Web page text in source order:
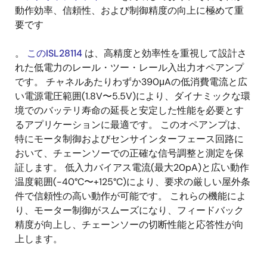
動作効率、信頼性、および制御精度の向上に極めて重
要です
。 このISL28114 は、高精度と効率性を重視して設計さ
れた低電力のレール・ツー・レール入出力オペアンプ
です。 チャネルあたりわずか390μAの低消費電流と広
い電源電圧範囲(1.8V〜5.5V)により、ダイナミックな環
境でのバッテリ寿命の延長と安定した性能を必要とす
るアプリケーションに最適です。 このオペアンプは、
特にモータ制御およびセンサインターフェース回路に
おいて、チェーンソーでの正確な信号調整と測定を保
証します。 低入力バイアス電流(最大20pA)と広い動作
温度範囲(-40°C〜+125°C)により、要求の厳しい屋外条
件で信頼性の高い動作が可能です。 これらの機能によ
り、モーター制御がスムーズになり、フィードバック
精度が向上し、チェーンソーの切断性能と応答性が向
上します。